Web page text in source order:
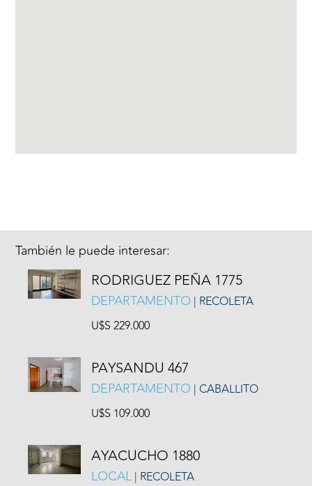
También le puede interesar:
RODRIGUEZ PEÑA 1775
DEPARTAMENTO | RECOLETA
U$S 229.000
PAYSANDU 467
DEPARTAMENTO | CABALLITO
U$S 109.000
AYACUCHO 1880
LOCAL| RECOLETA